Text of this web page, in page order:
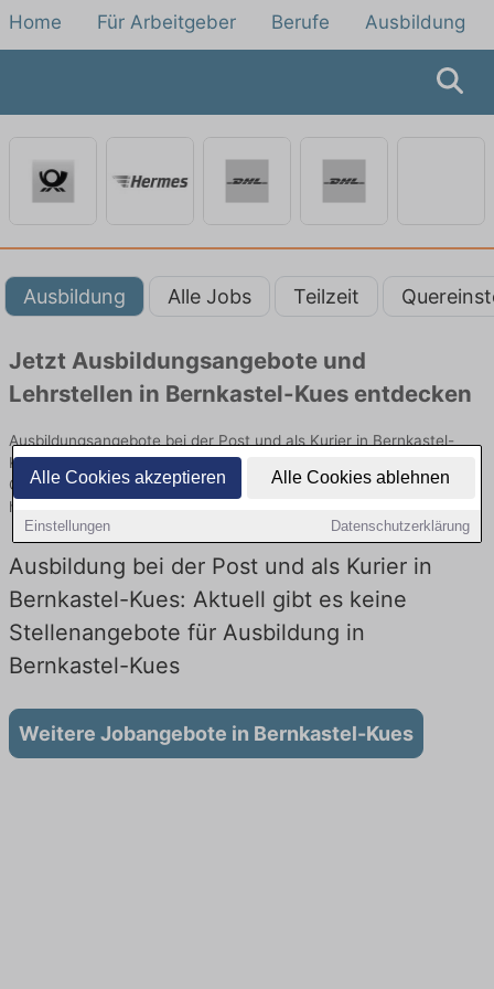
Alle Cookies akzeptieren Alle Cookies ablehnen
Einstellungen Datenschutzerklärung
Home Für Arbeitgeber Berufe Ausbildung
Ausbildung Alle Jobs Teilzeit
Jetzt Ausbildungsangebote und
Lehrstellen in Bernkastel-Kues entdecken
Ausbildungsangebote bei der Post und als Kurier in Bernkastel-
Kues finden Sie von namhaften Firmen. Entdecken Sie freie
Optionen von Top-Arbeitgebern und bewerben Sie sich noch
heute.
Ausbildung bei der Post und als Kurier in
Bernkastel-Kues: Aktuell gibt es keine
Stellenangebote für Ausbildung in
Bernkastel-Kues
Weitere Jobangebote in Bernkastel-Kues